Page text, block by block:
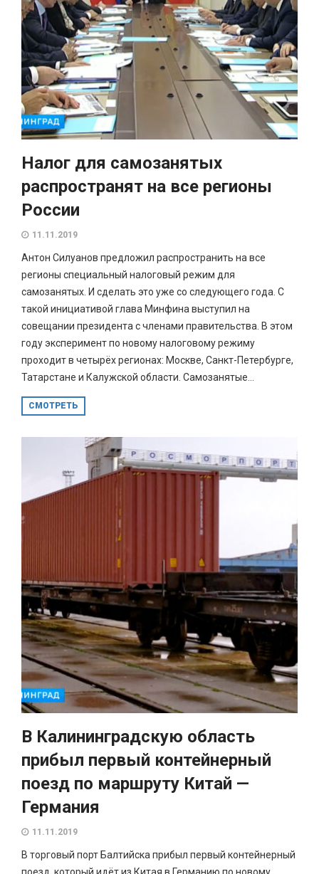
Налог для самозанятых
распространят на все регионы
России
11.11.2019
Антон Силуанов предложил распространить на все
регионы специальный налоговый режим для
самозанятых. И сделать это уже со следующего года. С
такой инициативой глава Минфина выступил на
совещании президента с членами правительства. В этом
году эксперимент по новому налоговому режиму
проходит в четырёх регионах: Москве, Санкт-Петербурге,
Татарстане и Калужской области. Самозанятые...
СМОТРЕТЬ
В Калининградскую область
прибыл первый контейнерный
поезд по маршруту Китай —
Германия
11.11.2019
В торговый порт Балтийска прибыл первый контейнерный
поезд, который идёт из Китая в Германию по новому